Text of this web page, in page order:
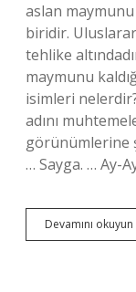
aslan
biridir.
tehlike
maymunu
isimleri
adını
görünümlerine
… Sayga. … Ay-
Devamını okuyun